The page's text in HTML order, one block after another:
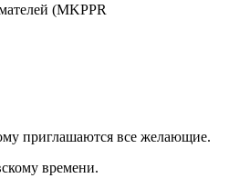
(MKPPR
приглашаются все желающие.
времени.